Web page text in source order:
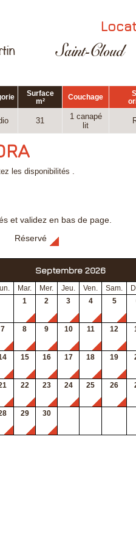
Surface
m²
Couchage
31
1 canapé
lit
les disponibilités .
et validez en bas de page.
Réservé
Septembre 2026
Mar. Mer. Jeu. Ven. Sam.
1
2 3 4 5
7 8 9 10 11 12
15 16 17 18 19
22 23 24 25 26
29 30